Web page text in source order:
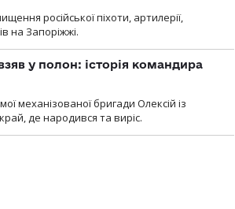
російської піхоти, артилерії,
на Запоріжжі.
у полон: історія командира
механізованої бригади Олексій із
де народився та виріс.